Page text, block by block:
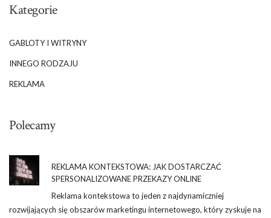
Kategorie
GABLOTY I WITRYNY
INNEGO RODZAJU
REKLAMA
Polecamy
REKLAMA KONTEKSTOWA: JAK DOSTARCZAĆ
SPERSONALIZOWANE PRZEKAZY ONLINE
Reklama kontekstowa to jeden z najdynamiczniej
rozwijających się obszarów marketingu internetowego, który zyskuje na